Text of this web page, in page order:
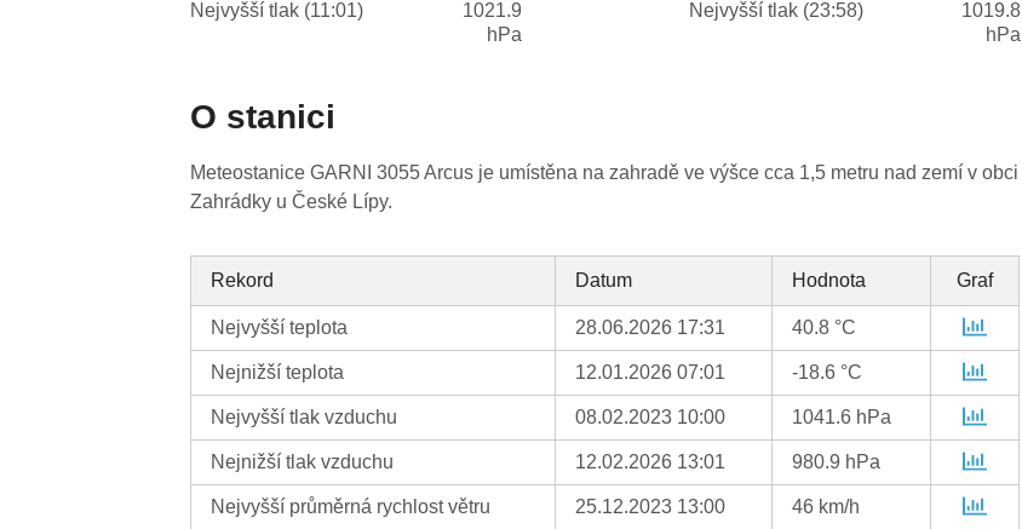
Nejvyšší tlak (11:01)
1021.9
hPa
Nejvyšší tlak (23:58)
1019.8
hPa
O stanici
Meteostanice GARNI 3055 Arcus je umístěna na zahradě ve výšce cca 1,5 metru nad zemí v obci
Zahrádky u České Lípy.
Rekord Datum Hodnota Graf
Nejvyšší teplota 28.06.2026 17:31 40.8 °C
Nejnižší teplota 12.01.2026 07:01 -18.6 °C
Nejvyšší tlak vzduchu 08.02.2023 10:00 1041.6 hPa
Nejnižší tlak vzduchu 12.02.2026 13:01 980.9 hPa
Nejvyšší průměrná rychlost větru 25.12.2023 13:00 46 km/h